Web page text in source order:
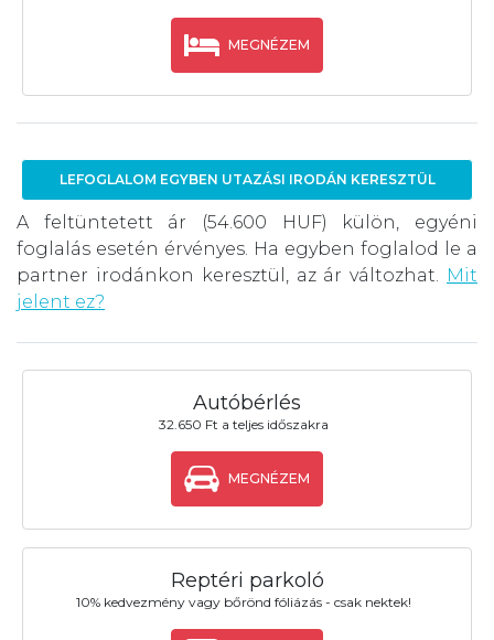
MEGNÉZEM
LEFOGLALOM EGYBEN UTAZÁSI IRODÁN KERESZTÜL
A feltüntetett ár (54.600 HUF) külön, egyéni
foglalás esetén érvényes. Ha egyben foglalod le a
partner irodánkon keresztül, az ár változhat.
Mit
jelent ez?
Autóbérlés
32.650 Ft a teljes időszakra
MEGNÉZEM
Reptéri parkoló
10% kedvezmény vagy bőrönd fóliázás - csak nektek!